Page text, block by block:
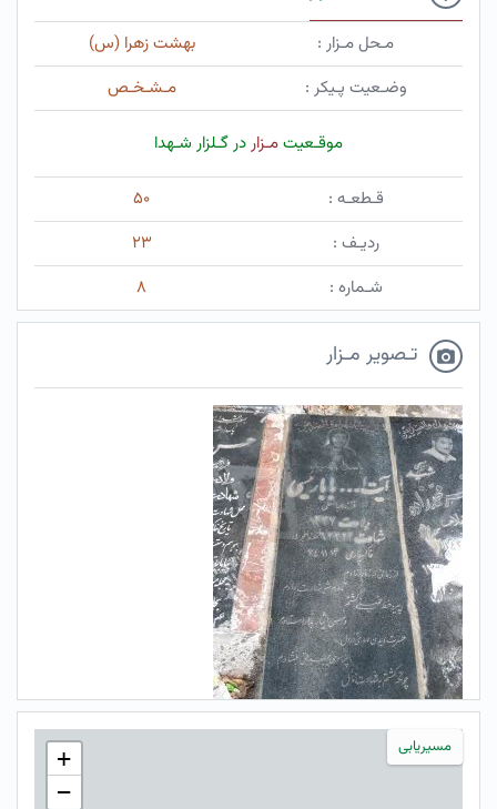
مـحل مـزار :
بهشت زهرا (س)
وضـعیت پـیکر :
مـشـخـص
موقـعیتمـزاردر گـلزار شـهدا
قـطعـه :
۵۰
ردیـف :
۲۳
شـماره :
۸
تـصویر مـزار
مسیریابی
+
−